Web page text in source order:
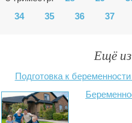
34
35 36 37
Ещё
Подготовка к